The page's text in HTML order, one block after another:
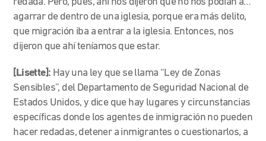
agarrar de dentro de una iglesia, porque era más delito,
que migración iba a entrar a la iglesia. Entonces, nos
dijeron que ahí teníamos que estar.
[Lisette]: Hay una ley que se llama “Ley de Zonas
Sensibles”, del Departamento de Seguridad Nacional de
Estados Unidos, y dice que hay lugares y circunstancias
específicas donde los agentes de inmigración no pueden
hacer redadas, detener a inmigrantes o cuestionarlos, a